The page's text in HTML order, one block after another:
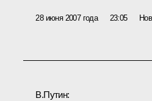
28 июня 2007 года 23:05
В.Путин: